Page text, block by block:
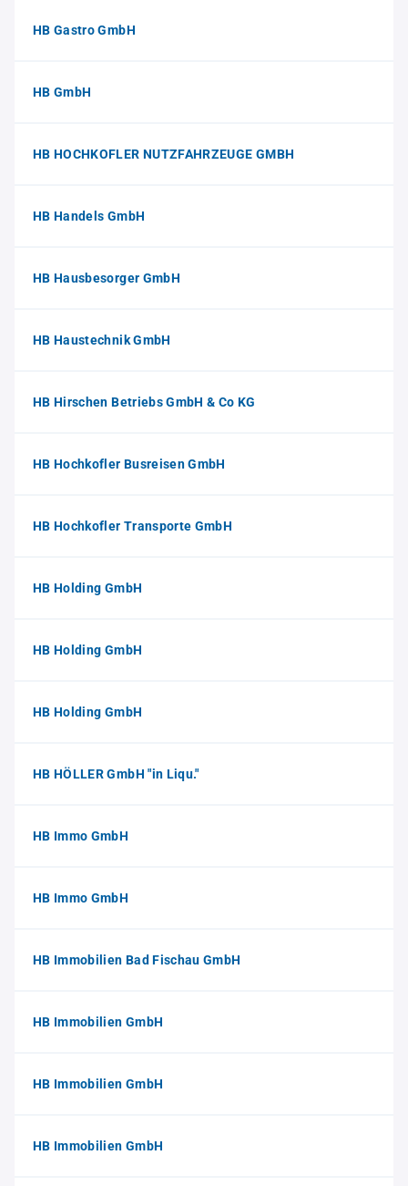
HB Gastro GmbH
HB GmbH
HB HOCHKOFLER NUTZFAHRZEUGE GMBH
HB Handels GmbH
HB Hausbesorger GmbH
HB Haustechnik GmbH
HB Hirschen Betriebs GmbH & Co KG
HB Hochkofler Busreisen GmbH
HB Hochkofler Transporte GmbH
HB Holding GmbH
HB Holding GmbH
HB Holding GmbH
HB HÖLLER GmbH "in Liqu."
HB Immo GmbH
HB Immo GmbH
HB Immobilien Bad Fischau GmbH
HB Immobilien GmbH
HB Immobilien GmbH
HB Immobilien GmbH